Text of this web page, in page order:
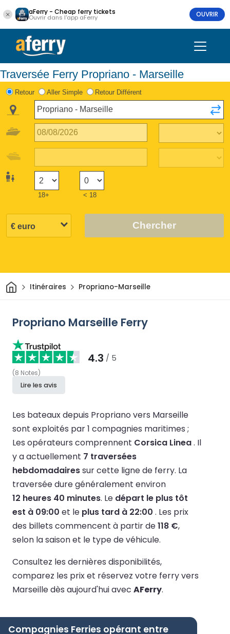
aFerry - Cheap ferry tickets
Ouvrir dans l'app aFerry OUVRIR
Traversée Ferry Propriano - Marseille
Retour Aller Simple Retour Différent
18+ < 18
Chercher
Maison
Itinéraires Propriano-Marseille
Propriano Marseille Ferry
4.3 / 5
(8 Notes)
Lire les avis
Les bateaux depuis Propriano vers Marseille
sont exploités par 1 compagnies maritimes ;
Les opérateurs comprennent Corsica Linea. Il
y a actuellement 7 traversées
hebdomadairessur cette ligne de ferry. La
traversée dure généralement environ
12 heures 40 minutes. Le départ le plus tôt
est à 09:00 et le plus tard à 22:00 . Les prix
des billets commencent à partir de118 €,
selon la saison et le type de véhicule.
Consultez les dernières disponibilités,
comparez les prix et réservez votre ferry vers
Marseille dès aujourd'hui avec AFerry.
Compagnies Ferries opérant entre